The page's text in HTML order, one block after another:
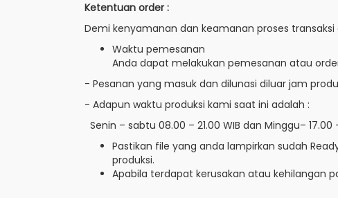
Ketentuan order :
Demi kenyamanan dan keamanan proses
Waktu pemesanan
Anda dapat melakukan pemesanan atau
- Pesanan yang masuk dan dilunasi diluar jam
- Adapun waktu produksi kami saat ini adalah :
Senin – sabtu 08.00 – 21.00 WIB dan Minggu– 17.00
Pastikan file yang anda lampirkan sudah
produksi.
Apabila terdapat kerusakan atau kehilangan